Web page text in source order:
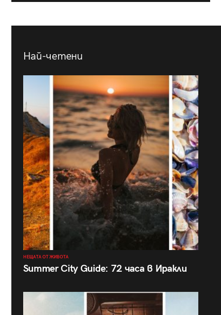
Най-четени
НЕЩАТА ОТ ЖИВОТА
Summer City Guide: 72 часа в Иракли